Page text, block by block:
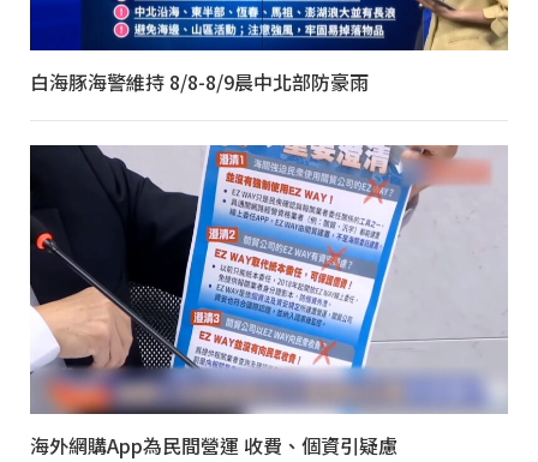
白海豚海警維持 8/8-8/9晨中北部防豪雨
海外網購App為民間營運 收費、個資引疑慮